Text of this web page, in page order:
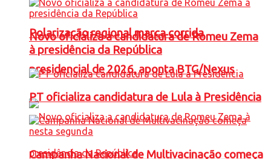
Polarização regional marca corrida
presidencial de 2026, aponta BTG/Nexus
Novo oficializa a candidatura de Romeu Zema
à presidência da República
PT oficializa candidatura de Lula à Presidência
Campanha Nacional de Multivacinação começa